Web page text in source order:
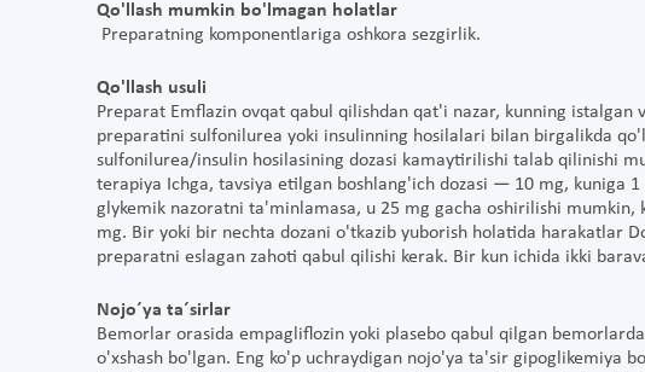
Qo'llash mumkin bo'lmagan holatlar
Preparatning komponentlariga oshkora sezgirlik.
Qo'llash usuli
Preparat Emflazin ovqat qabul qilishdan qat'i nazar, kunning
preparatini sulfonilurea yoki insulinning hosilalari bilan birgalikda
sulfonilurea/insulin hosilasining dozasi kamaytirilishi talab qilinishi
terapiya Ichga, tavsiya etilgan boshlang'ich dozasi — 10 mg, kuniga
glykemik nazoratni ta'minlamasa, u 25 mg gacha oshirilishi
mg. Bir yoki bir nechta dozani o'tkazib yuborish holatida harakatlar
preparatni eslagan zahoti qabul qilishi kerak. Bir kun ichida ikki
Nojo´ya ta´sirlar
Bemorlar orasida empagliflozin yoki plasebo qabul qilgan
o'xshash bo'lgan. Eng ko'p uchraydigan nojo'ya ta'sir gipoglikemiya